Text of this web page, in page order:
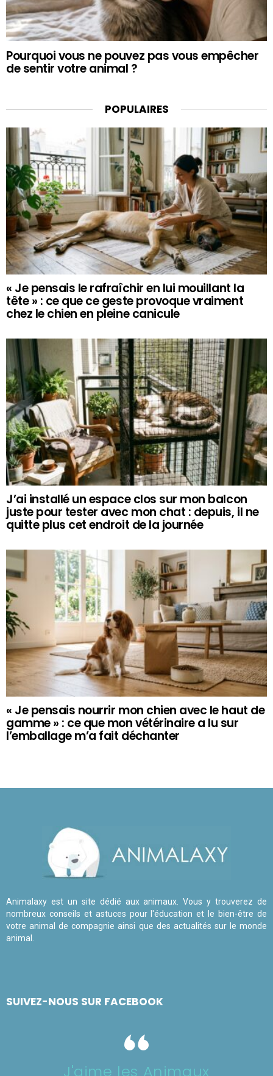
Pourquoi vous ne pouvez pas vous empêcher
de sentir votre animal ?
POPULAIRES
« Je pensais le rafraîchir en lui mouillant la
tête » : ce que ce geste provoque vraiment
chez le chien en pleine canicule
J’ai installé un espace clos sur mon balcon
juste pour tester avec mon chat : depuis, il ne
quitte plus cet endroit de la journée
« Je pensais nourrir mon chien avec le haut de
gamme » : ce que mon vétérinaire a lu sur
l’emballage m’a fait déchanter
Animalaxy est un site dédié aux animaux. Vous y trouverez de
nombreux conseils et astuces pour l'éducation et le bien-être de
votre animal de compagnie ainsi que des actualités sur le monde
animal.
SUIVEZ-NOUS SUR FACEBOOK
J'aime les Animaux